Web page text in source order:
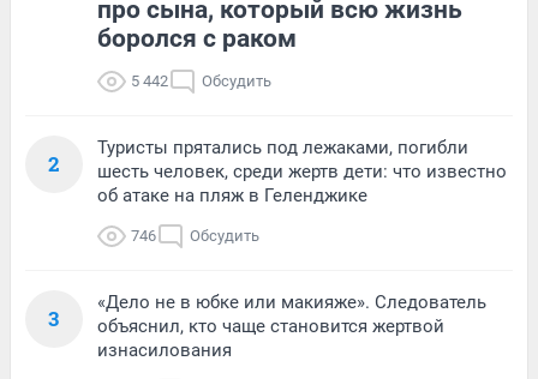
про сына, который всю жизнь
боролся с раком
5 442 Обсудить
2
Туристы прятались под лежаками, погибли
шесть человек, среди жертв дети: что известно
об атаке на пляж в Геленджике
746 Обсудить
3
«Дело не в юбке или макияже». Следователь
объяснил, кто чаще становится жертвой
изнасилования